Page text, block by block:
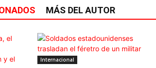
MÁS DEL AUTOR
Internacional